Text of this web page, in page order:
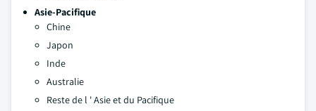
Asie-Pacifique
Chine
Japon
Inde
Australie
Reste de l ' Asie et du Pacifique